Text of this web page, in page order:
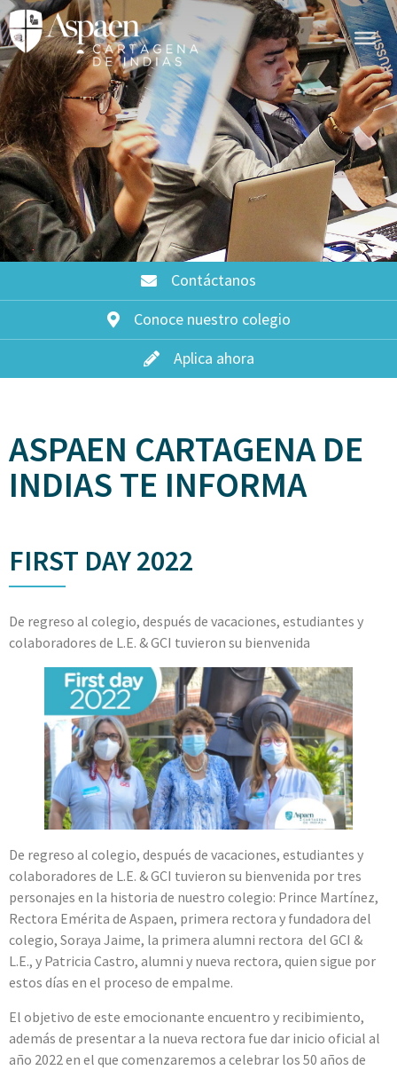
Contáctanos
Conoce nuestro colegio
Aplica ahora
ASPAEN CARTAGENA DE
INDIAS TE INFORMA
FIRST DAY 2022
De regreso al colegio, después de vacaciones, estudiantes y
colaboradores de L.E. & GCI tuvieron su bienvenida
De regreso al colegio, después de vacaciones, estudiantes y
colaboradores de L.E. & GCI tuvieron su bienvenida por tres
personajes en la historia de nuestro colegio: Prince Martínez,
Rectora Emérita de Aspaen, primera rectora y fundadora del
colegio, Soraya Jaime, la primera alumni rectora del GCI &
L.E., y Patricia Castro, alumni y nueva rectora, quien sigue por
estos días en el proceso de empalme.
El objetivo de este emocionante encuentro y recibimiento,
además de presentar a la nueva rectora fue dar inicio oficial al
año 2022 en el que comenzaremos a celebrar los 50 años de